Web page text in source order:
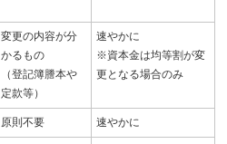
変更の内容が分
かるもの
（登記簿謄本や
定款等）
速やかに
※資本金は均等割が変
更となる場合のみ
原則不要 速やかに